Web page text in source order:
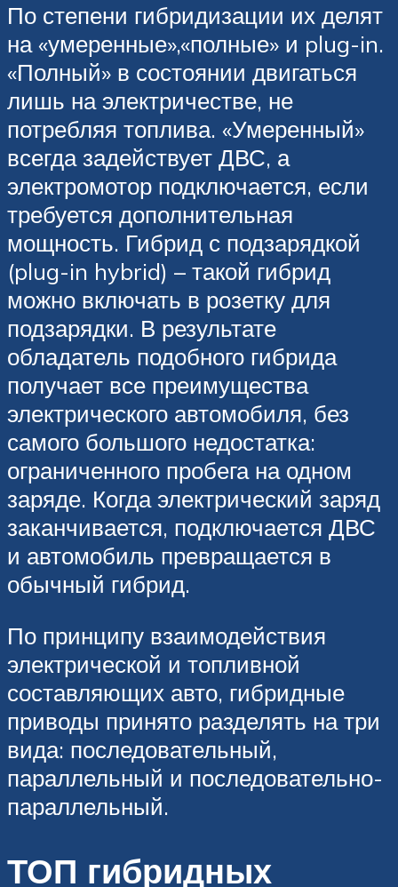
По степени гибридизации их делят
на «умеренные»,«полные» и plug-in.
«Полный» в состоянии двигаться
лишь на электричестве, не
потребляя топлива. «Умеренный»
всегда задействует ДВС, а
электромотор подключается, если
требуется дополнительная
мощность. Гибрид с подзарядкой
(plug-in hybrid) – такой гибрид
можно включать в розетку для
подзарядки. В результате
обладатель подобного гибрида
получает все преимущества
электрического автомобиля, без
самого большого недостатка:
ограниченного пробега на одном
заряде. Когда электрический заряд
заканчивается, подключается ДВС
и автомобиль превращается в
обычный гибрид.
По принципу взаимодействия
электрической и топливной
составляющих авто, гибридные
приводы принято разделять на три
вида: последовательный,
параллельный и последовательно-
параллельный.
ТОП гибридных